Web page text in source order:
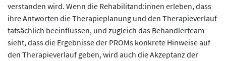
verstanden wird. Wenn die Rehabilitand:innen erleben, dass
ihre Antworten die Therapieplanung und den Therapieverlauf
tatsächlich beeinflussen, und zugleich das Behandlerteam
sieht, dass die Ergebnisse der PROMs konkrete Hinweise auf
den Therapieverlauf geben, wird auch die Akzeptanz der